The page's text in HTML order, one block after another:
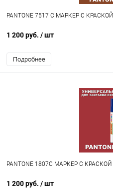
PANTONE 7517 C МАРКЕР С КРАСКОЙ
1 200 руб. / шт
Подробнее
PANTONE 1807C МАРКЕР С КРАСКОЙ
1 200 руб. / шт